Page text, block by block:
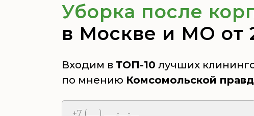
Уборка после
в Москве и МО от
Входим в ТОП-10 лучших
по мнению Комсомольской